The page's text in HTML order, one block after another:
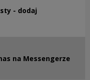
- dodaj
a new window
na Messengerze
a new window